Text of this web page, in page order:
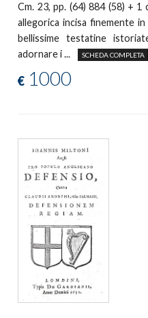
Cm. 23, pp. (64) 884 (58) +
allegorica incisa finemente
bellissime testatine
adornare i ...
SCHEDA COMPLETA
€ 1000